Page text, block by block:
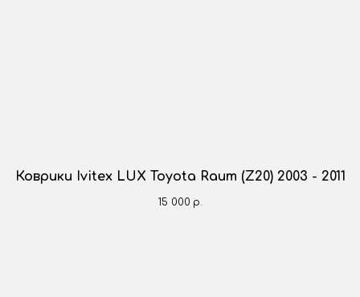
Коврики Ivitex LUX Toyota Raum (Z20) 2003 - 2011
15 000 р.